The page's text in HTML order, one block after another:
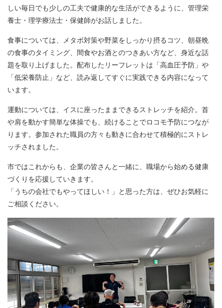
しい毎日でも少しの工夫で健康的な生活ができるように、管理栄
養士・理学療法士・保健師がお話しました。
食事については、メタボ対策や野菜をしっかり摂るコツ、朝昼晩
の食事のタイミング、間食やお酒とのつきあい方など、身近な話
題を取り上げました。配布したリーフレットは「高血圧予防」や
「低栄養防止」など、読み返してすぐに実践できる内容になって
います。
運動については、イスに座ったままできるストレッチを紹介。首
や肩を動かす簡単な体操でも、続けることでロコモ予防につなが
ります。参加された職員の方々も動きに合わせて積極的にストレ
ッチされました。
市ではこれからも、企業の皆さんと一緒に、職場から始める健康
づくりを応援していきます。
「うちの会社でもやってほしい！」と思った方は、ぜひお気軽に
ご相談ください。